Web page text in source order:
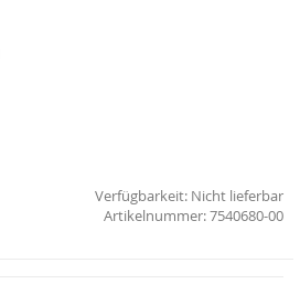
Verfügbarkeit: Nicht lieferbar
7540680-00